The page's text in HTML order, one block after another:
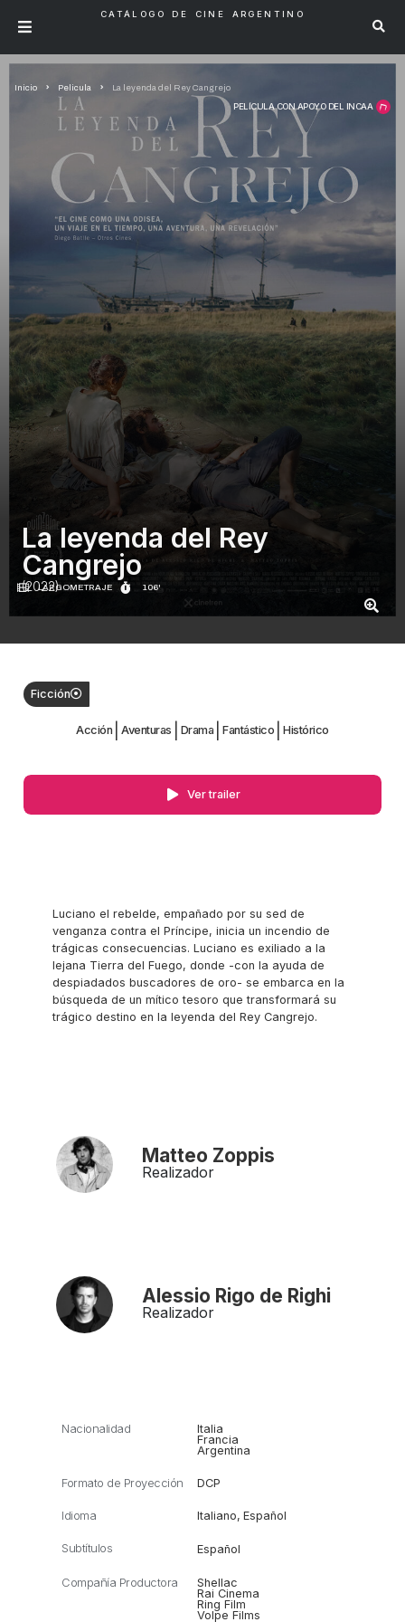
CATÁLOGO DE CINE ARGENTINO
PELÍCULA CON APOYO DEL INCAA
Inicio Pelicula La leyenda del Rey Cangrejo
LARGOMETRAJE 106'
La leyenda del Rey
Cangrejo
(2022)
Ficción
Acción Aventuras Drama Fantástico Histórico
Ver trailer
Luciano el rebelde, empañado por su sed de
venganza contra el Príncipe, inicia un incendio de
trágicas consecuencias. Luciano es exiliado a la
lejana Tierra del Fuego, donde -con la ayuda de
despiadados buscadores de oro- se embarca en la
búsqueda de un mítico tesoro que transformará su
trágico destino en la leyenda del Rey Cangrejo.
Matteo Zoppis
Realizador
Alessio Rigo de Righi
Realizador
Nacionalidad
Italia
Francia
Argentina
Formato de Proyección DCP
Idioma Italiano, Español
Subtítulos Español
Compañía Productora
Shellac
Rai Cinema
Ring Film
Volpe Films